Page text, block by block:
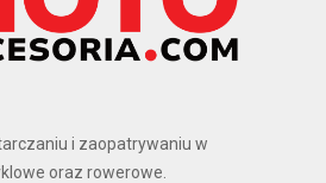
i zaopatrywaniu w
oraz rowerowe.